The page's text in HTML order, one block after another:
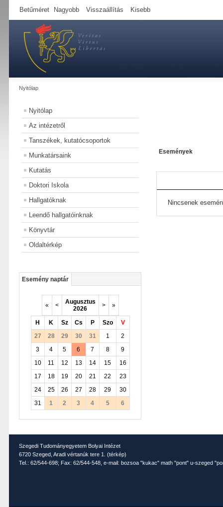
Betűméret Nagyobb Visszaállítás Kisebb
Nyitólap
Nyitólap
Az intézetről
Tanszékek, kutatócsoportok
Munkatársaink
Kutatás
Doktori Iskola
Hallgatóknak
Leendő hallgatóinknak
Könyvtár
Oldaltérkép
Esemény naptár
« <
Augusztus
2026
> »
H K Sz Cs P Szo
V
27
28 29 30 31 1
2
3
4 5 6 7 8
9
10
11 12 13 14 15
16
17
18 19 20 21 22
23
24
25 26 27 28 29
30
31
1 2 3 4 5 6
Események
Nincsenek
Szegedi Tudományegyetem Bolyai Intézet
6720 Szeged, Aradi vértanúk tere 1. (térkép)
Tel.: 62/544-698; Fax: 62/544-548, e-mail: bozsoa "kukac" math "pont" u-szeged